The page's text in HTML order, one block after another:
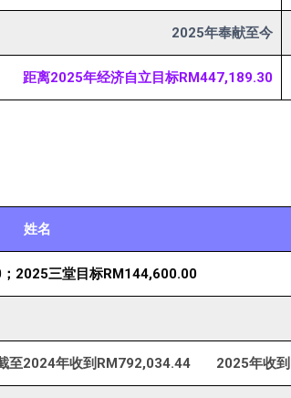
2025年奉献至今
距离2025年经济自立目标RM447,189.30
姓名
2025三堂目标RM144,600.00
至2024年收到RM792,034.44 2025年收到